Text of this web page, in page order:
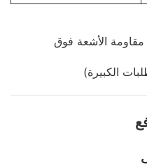
مقاومة الأشعة فوق
الكبيرة)